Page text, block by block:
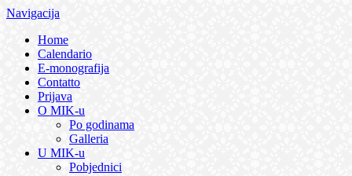
Navigacija
Home
Calendario
E-monografija
Contatto
Prijava
O MIK-u
Po godinama
Galleria
U MIK-u
Pobjednici